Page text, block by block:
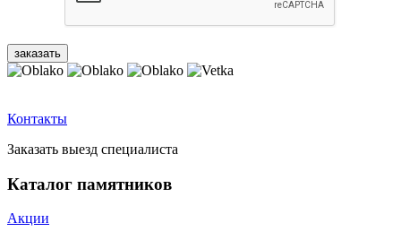
Контакты
Заказать выезд специалиста
Каталог памятников
Акции